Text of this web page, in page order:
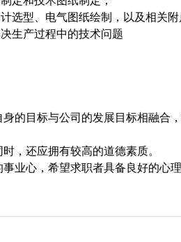
选型、电气图纸绘制，以及相关
生产过程中的技术问题
的目标与公司的发展目标相融合
，还应拥有较高的道德素质。
业心，希望求职者具备良好的心